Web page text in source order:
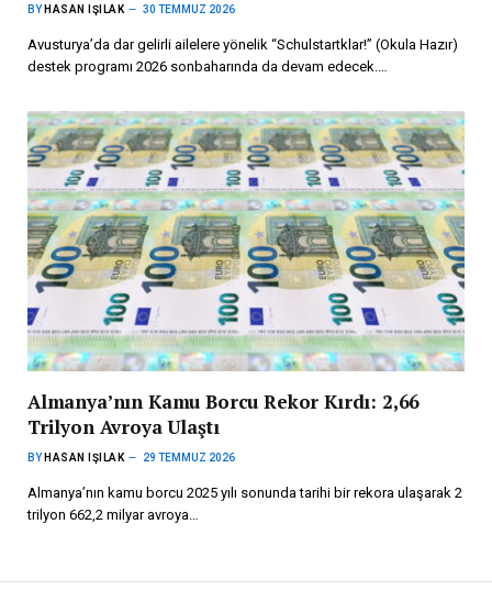
BY HASAN IŞILAK 30 TEMMUZ 2026
Avusturya’da dar gelirli ailelere yönelik “Schulstartklar!” (Okula Hazır)
destek programı 2026 sonbaharında da devam edecek.…
Almanya’nın Kamu Borcu Rekor Kırdı: 2,66
Trilyon Avroya Ulaştı
BY HASAN IŞILAK 29 TEMMUZ 2026
Almanya’nın kamu borcu 2025 yılı sonunda tarihi bir rekora ulaşarak 2
trilyon 662,2 milyar avroya…